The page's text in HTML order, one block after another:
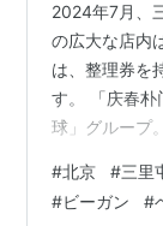
2024年7月、
の広大な店内
は、整理券を
す。 「庆春朴
球」グループ
価格帯で若年
開業の「庆春
#北京 #三里
#ビーガン #